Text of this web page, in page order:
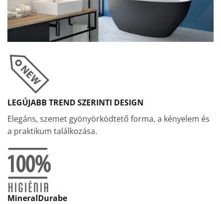
LEGÚJABB TREND SZERINTI DESIGN
Elegáns, szemet gyönyörködtető forma, a kényelem és
a praktikum találkozása.
MineralDurabe